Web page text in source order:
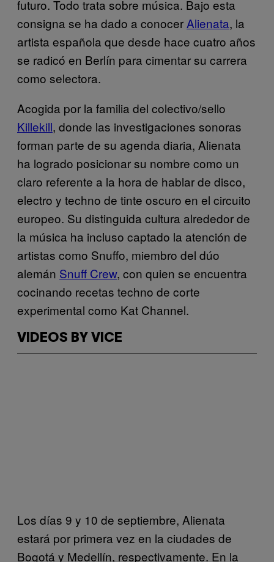
futuro. Todo trata sobre música. Bajo esta
consigna se ha dado a conocer Alienata, la
artista española que desde hace cuatro años
se radicó en Berlín para cimentar su carrera
como selectora.
Acogida por la familia del colectivo/sello
Killekill, donde las investigaciones sonoras
forman parte de su agenda diaria, Alienata
ha logrado posicionar su nombre como un
claro referente a la hora de hablar de disco,
electro y techno de tinte oscuro en el circuito
europeo. Su distinguida cultura alrededor de
la música ha incluso captado la atención de
artistas como Snuffo, miembro del dúo
alemán Snuff Crew, con quien se encuentra
cocinando recetas techno de corte
experimental como Kat Channel.
VIDEOS BY VICE
Los días 9 y 10 de septiembre, Alienata
estará por primera vez en la ciudades de
Bogotá y Medellín, respectivamente. En la